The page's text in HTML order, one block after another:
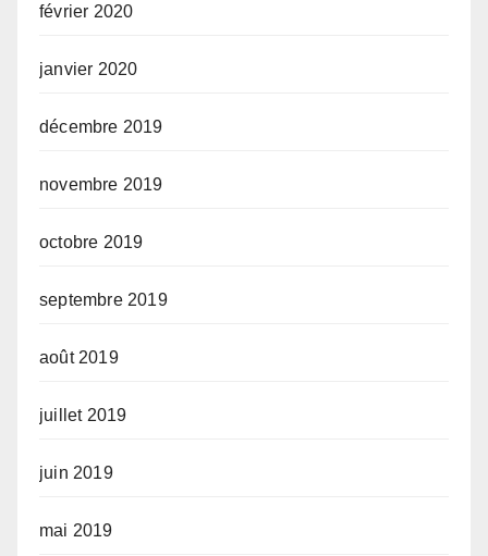
février 2020
janvier 2020
décembre 2019
novembre 2019
octobre 2019
septembre 2019
août 2019
juillet 2019
juin 2019
mai 2019